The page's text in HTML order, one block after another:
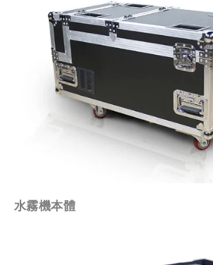
水霧機本體